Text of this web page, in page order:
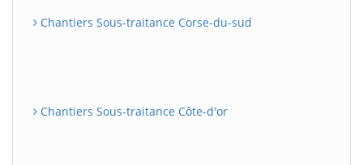
Chantiers Sous-traitance Corse-du-sud
Chantiers Sous-traitance Côte-d'or